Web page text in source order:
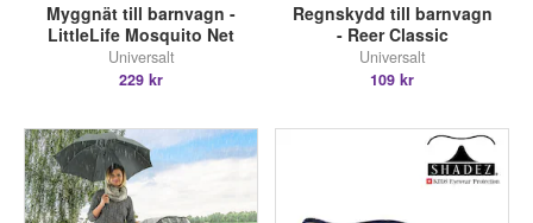
Myggnät till barnvagn -
LittleLife Mosquito Net
Universalt
229 kr
Regnskydd till barnvagn
- Reer Classic
Universalt
109 kr